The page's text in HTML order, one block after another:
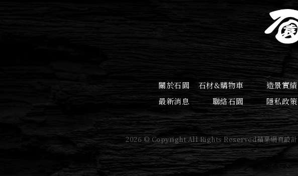
關於石園 石材&購物車
造景實績
最新消息
聯絡石園 隱私政策
2026 © Copyright All Rights Reserved蘋果網頁設計